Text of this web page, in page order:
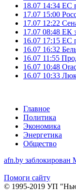
18.07 14:34 ЕС
17.07 15:00
17.07 12:22
17.07 08:48 ЕК
16.07 17:15 ЕС
16.07 16:32
16.07 11:55
16.07 10:48
16.07 10:33
Главное
Политика
Экономика
Энергетика
Общество
afn.by
Помоги сайту
© 1995-2019 УП